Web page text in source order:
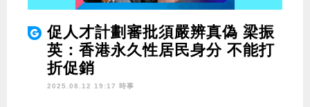
促人才計劃審批須嚴辨真偽 梁振
英：香港永久性居民身分 不能打
折促銷
2025.08.12 19:17 時事